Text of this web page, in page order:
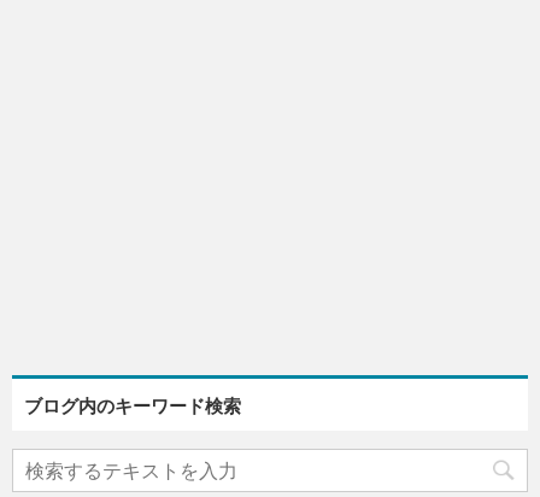
ブログ内のキーワード検索